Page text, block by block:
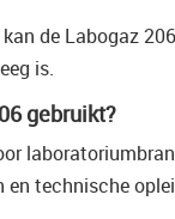
de Labogaz
is.
gebruikt?
en technische